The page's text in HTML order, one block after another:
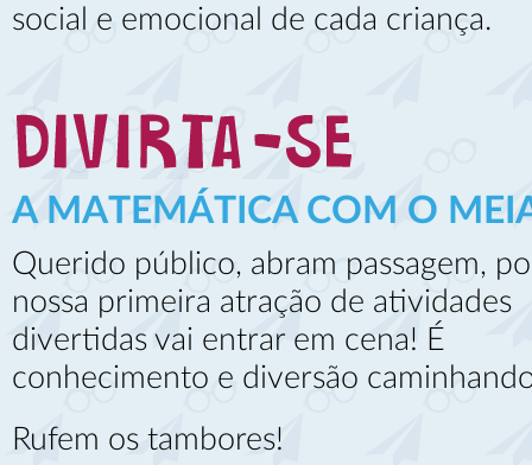
social e emocional de cada criança.
A MATEMÁTICA COM O
Querido público, abram passagem,
nossa primeira atração de atividades
divertidas vai entrar em cena! É
conhecimento e diversão
Rufem os tambores!